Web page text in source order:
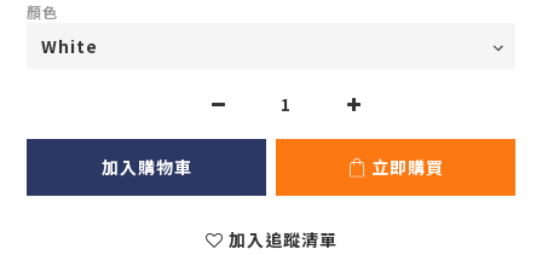
顏色
加入購物車 立即購買
加入追蹤清單